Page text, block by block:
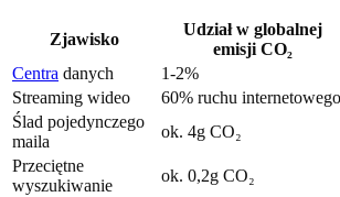
Zjawisko
Udział w globalnej
emisji CO₂
Centra danych 1-2%
Streaming wideo
60% ruchu internetowego
Ślad pojedynczego
maila
ok. 4g CO₂
Przeciętne
wyszukiwanie
ok. 0,2g CO₂